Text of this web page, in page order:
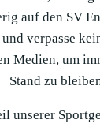
auf den SV
verpasse
Medien, um
Stand zu
unserer